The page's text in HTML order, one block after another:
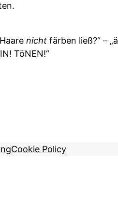
nicht färben ließ?“ –
TöNEN!“
Cookie Policy